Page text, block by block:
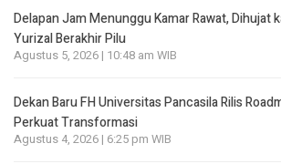
Delapan Jam Menunggu Kamar Rawat, Dihujat
Yurizal Berakhir Pilu
Agustus 5, 2026 | 10:48 am WIB
Dekan Baru FH Universitas Pancasila Rilis
Perkuat Transformasi
Agustus 4, 2026 | 6:25 pm WIB